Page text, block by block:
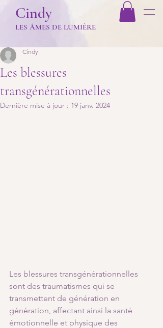
Cindy
LES ÂMES DE LUMIÈRE
Les blessures
transgénérationnelles
Cindy
Dernière mise à jour : 19 janv. 2024
Les blessures transgénérationnelles
sont des traumatismes qui se
transmettent de génération en
génération, affectant ainsi la santé
émotionnelle et physique des